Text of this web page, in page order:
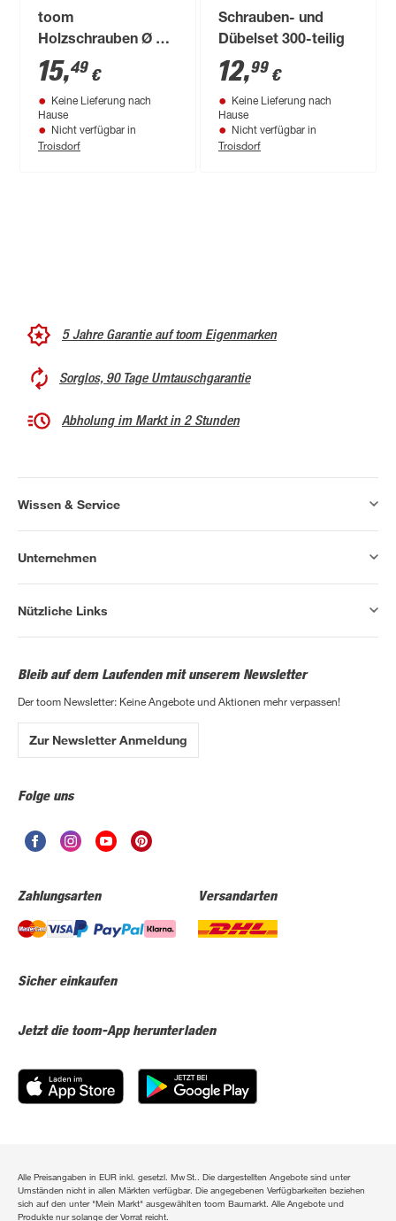
toom
Holzschrauben Ø 0,5
cm 50 Stück
15,49 €
Keine Lieferung nach
Hause
Nicht verfügbar in
Troisdorf
Schrauben- und
Dübelset 300-teilig
12,99 €
Keine Lieferung nach
Hause
Nicht verfügbar in
Troisdorf
5 Jahre Garantie auf toom Eigenmarken
Sorglos, 90 Tage Umtauschgarantie
Abholung im Markt in 2 Stunden
Wissen & Service
Unternehmen
Nützliche Links
Bleib auf dem Laufenden mit unserem Newsletter
Der toom Newsletter: Keine Angebote und Aktionen mehr verpassen!
Zur Newsletter Anmeldung
Folge uns
Zahlungsarten Versandarten
Sicher einkaufen
Jetzt die toom-App herunterladen
Alle Preisangaben in EUR inkl. gesetzl. MwSt.. Die dargestellten Angebote sind unter
Umständen nicht in allen Märkten verfügbar. Die angegebenen Verfügbarkeiten beziehen
sich auf den unter "Mein Markt" ausgewählten toom Baumarkt. Alle Angebote und
Produkte nur solange der Vorrat reicht.